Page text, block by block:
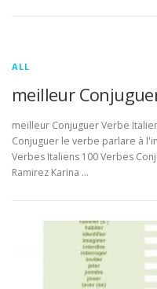
ALL
meilleur
meilleur Conjuguer Verbe
Conjuguer le verbe parlare à
Verbes Italiens 100 Verbes
Ramirez Karina …